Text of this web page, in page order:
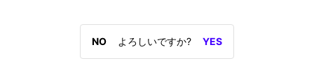
NO よろしいですか? YES